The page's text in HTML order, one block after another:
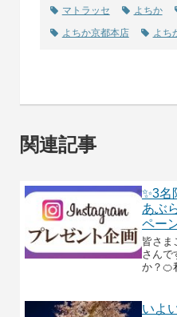
マトラッセ
よちか
よちか京都本店
よち
関連記事
✨3名
あぶ
ペー
皆さま
さんで
か？🍊
ます
プレ
した！
いよ